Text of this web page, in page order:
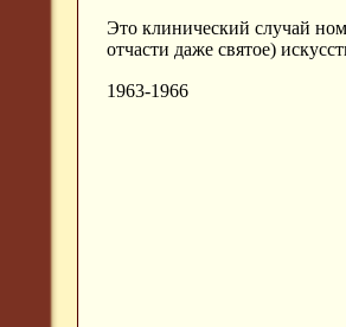
Это клинический случай
отчасти даже святое)
1963-1966